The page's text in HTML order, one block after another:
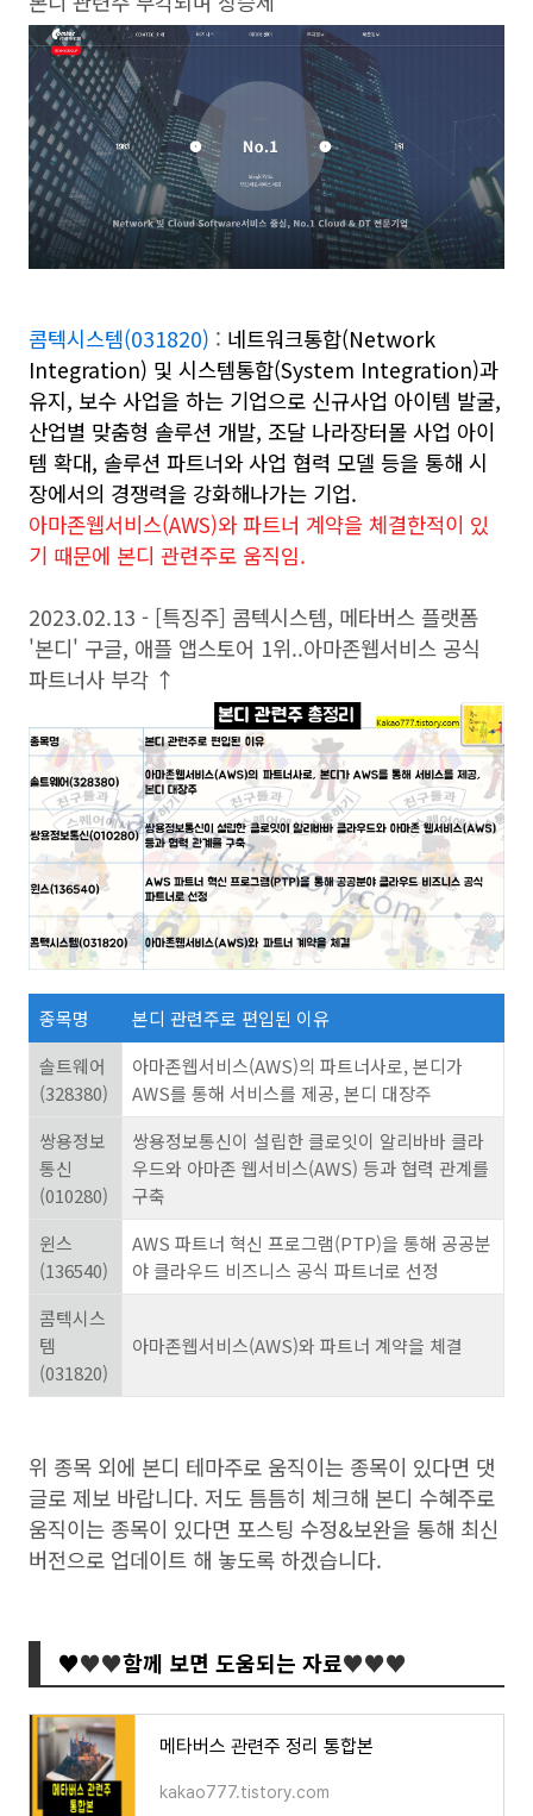
콤텍시스템(031820) : 네트워크통합(Network
Integration) 및 시스템통합(System Integration)과
유지, 보수 사업을 하는 기업으로 신규사업 아이템 발굴,
산업별 맞춤형 솔루션 개발, 조달 나라장터몰 사업 아이
템 확대, 솔루션 파트너와 사업 협력 모델 등을 통해 시
장에서의 경쟁력을 강화해나가는 기업.
아마존웹서비스(AWS)와 파트너 계약을 체결한적이 있
기 때문에 본디 관련주로 움직임.
2023.02.13 - [특징주] 콤텍시스템, 메타버스 플랫폼
'본디' 구글, 애플 앱스토어 1위..아마존웹서비스 공식
파트너사 부각 ↑
종목명
본디 관련주로 편입된 이유
솔트웨어
(328380)
아마존웹서비스(AWS)의 파트너사로, 본디가
AWS를 통해 서비스를 제공, 본디 대장주
쌍용정보
통신
(010280)
쌍용정보통신이 설립한클로잇이 알리바바클라
우드와 아마존 웹서비스(AWS) 등과협력 관계를
구축
윈스
(136540)
AWS 파트너 혁신 프로그램(PTP)을 통해 공공분
야클라우드 비즈니스 공식 파트너로 선정
콤텍시스
템
(031820)
아마존웹서비스(AWS)와 파트너 계약을 체결
위 종목 외에 본디 테마주로 움직이는 종목이 있다면 댓
글로 제보 바랍니다. 저도 틈틈히 체크해 본디 수혜주로
움직이는 종목이 있다면 포스팅 수정&보완을 통해 최신
버전으로 업데이트 해 놓도록 하겠습니다.
♥♥♥함께 보면 도움되는 자료♥♥♥
메타버스 관련주 정리 통합본
kakao777.tistory.com